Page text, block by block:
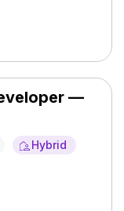
—
Hybrid